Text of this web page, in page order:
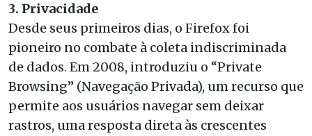
3. Privacidade
Desde seus primeiros dias, o Firefox foi
pioneiro no combate à coleta indiscriminada
de dados. Em 2008, introduziu o “Private
Browsing” (Navegação Privada), um recurso que
permite aos usuários navegar sem deixar
rastros, uma resposta direta às crescentes